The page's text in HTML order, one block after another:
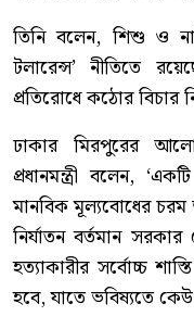
তিনি বলেন, শিশু ও
টলারেন্স’ নীতিতে
প্রতিরোধে কঠোর বিচার
ঢাকার মিরপুরের
প্রধানমন্ত্রী বলেন,
মানবিক মূল্যবোধের চরম
নির্যাতন বর্তমান
হত্যাকারীর সর্বোচ্চ
হবে, যাতে ভবিষ্যতে